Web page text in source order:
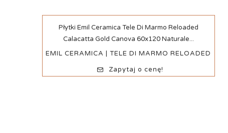
Płytki Emil Ceramica Tele Di Marmo Reloaded
Calacatta Gold Canova 60x120 Naturale...
EMIL CERAMICA | TELE DI MARMO RELOADED
Zapytaj o cenę!
Szybki podgląd